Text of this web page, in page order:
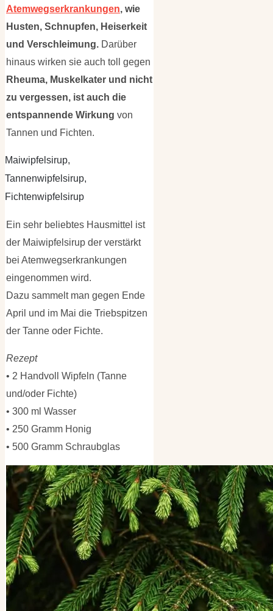
Atemwegserkrankungen, wie
Husten, Schnupfen, Heiserkeit
und Verschleimung.Darüber
hinaus wirken sie auch toll gegen
Rheuma, Muskelkater und nicht
zu vergessen, ist auch die
entspannende Wirkung von
Tannen und Fichten.
Maiwipfelsirup,
Tannenwipfelsirup,
Fichtenwipfelsirup
Ein sehr beliebtes Hausmittel ist
der Maiwipfelsirup der verstärkt
bei Atemwegserkrankungen
eingenommen wird.
Dazu sammelt man gegen Ende
April und im Mai die Triebspitzen
der Tanne oder Fichte.
Rezept
• 2 Handvoll Wipfeln (Tanne
und/oder Fichte)
• 300 ml Wasser
• 250 Gramm Honig
• 500 Gramm Schraubglas